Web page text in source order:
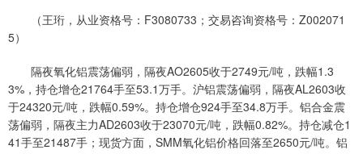
（王珩，从业资格号：F3080733；交易咨询资格号：Z002071
5）
隔夜氧化铝震荡偏弱，隔夜AO2605收于2749元/吨，跌幅1.3
3%，持仓增仓21764手至53.1万手。沪铝震荡偏弱，隔夜AL2603收
于24320元/吨，跌幅0.59%。持仓增仓924手至34.8万手。铝合金震
荡偏弱，隔夜主力AD2603收于23070元/吨，跌幅0.82%。持仓减仓1
41手至21487手；现货方面，SMM氧化铝价格回落至2650元/吨。铝